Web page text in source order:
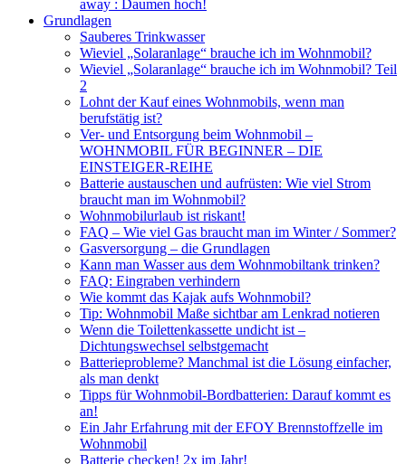
away : Daumen hoch!
Grundlagen
Sauberes Trinkwasser
Wieviel „Solaranlage“ brauche ich im Wohnmobil?
Wieviel „Solaranlage“ brauche ich im Wohnmobil? Teil
2
Lohnt der Kauf eines Wohnmobils, wenn man
berufstätig ist?
Ver- und Entsorgung beim Wohnmobil –
WOHNMOBIL FÜR BEGINNER – DIE
EINSTEIGER-REIHE
Batterie austauschen und aufrüsten: Wie viel Strom
braucht man im Wohnmobil?
Wohnmobilurlaub ist riskant!
FAQ – Wie viel Gas braucht man im Winter / Sommer?
Gasversorgung – die Grundlagen
Kann man Wasser aus dem Wohnmobiltank trinken?
FAQ: Eingraben verhindern
Wie kommt das Kajak aufs Wohnmobil?
Tip: Wohnmobil Maße sichtbar am Lenkrad notieren
Wenn die Toilettenkassette undicht ist –
Dichtungswechsel selbstgemacht
Batterieprobleme? Manchmal ist die Lösung einfacher,
als man denkt
Tipps für Wohnmobil-Bordbatterien: Darauf kommt es
an!
Ein Jahr Erfahrung mit der EFOY Brennstoffzelle im
Wohnmobil
Batterie checken! 2x im Jahr!